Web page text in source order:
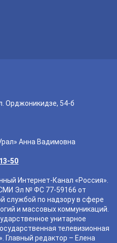
Орджоникидзе, 54-б
Анна Вадимовна
50
Интернет-Канал «Россия».
Эл № ФС 77-59166 от
службой по надзору в сфере
и массовых коммуникаций.
унитарное
телевизионная
Главный редактор – Елена